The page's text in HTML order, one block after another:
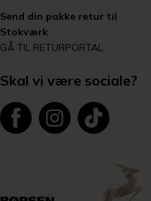
Send din pakke retur til
Stokværk
GÅ TIL RETURPORTAL
Skal vi være sociale?